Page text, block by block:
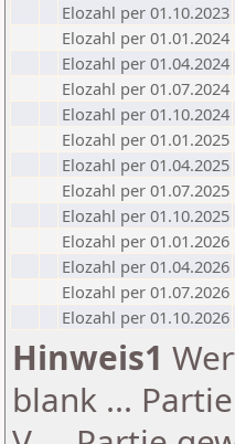
Elozahl per 01.10.2023
Elozahl per 01.01.2024
Elozahl per 01.04.2024
Elozahl per 01.07.2024
Elozahl per 01.10.2024
Elozahl per 01.01.2025
Elozahl per 01.04.2025
Elozahl per 01.07.2025
Elozahl per 01.10.2025
Elozahl per 01.01.2026
Elozahl per 01.04.2026
Elozahl per 01.07.2026
Elozahl per 01.10.2026
Hinweis1
blank ...